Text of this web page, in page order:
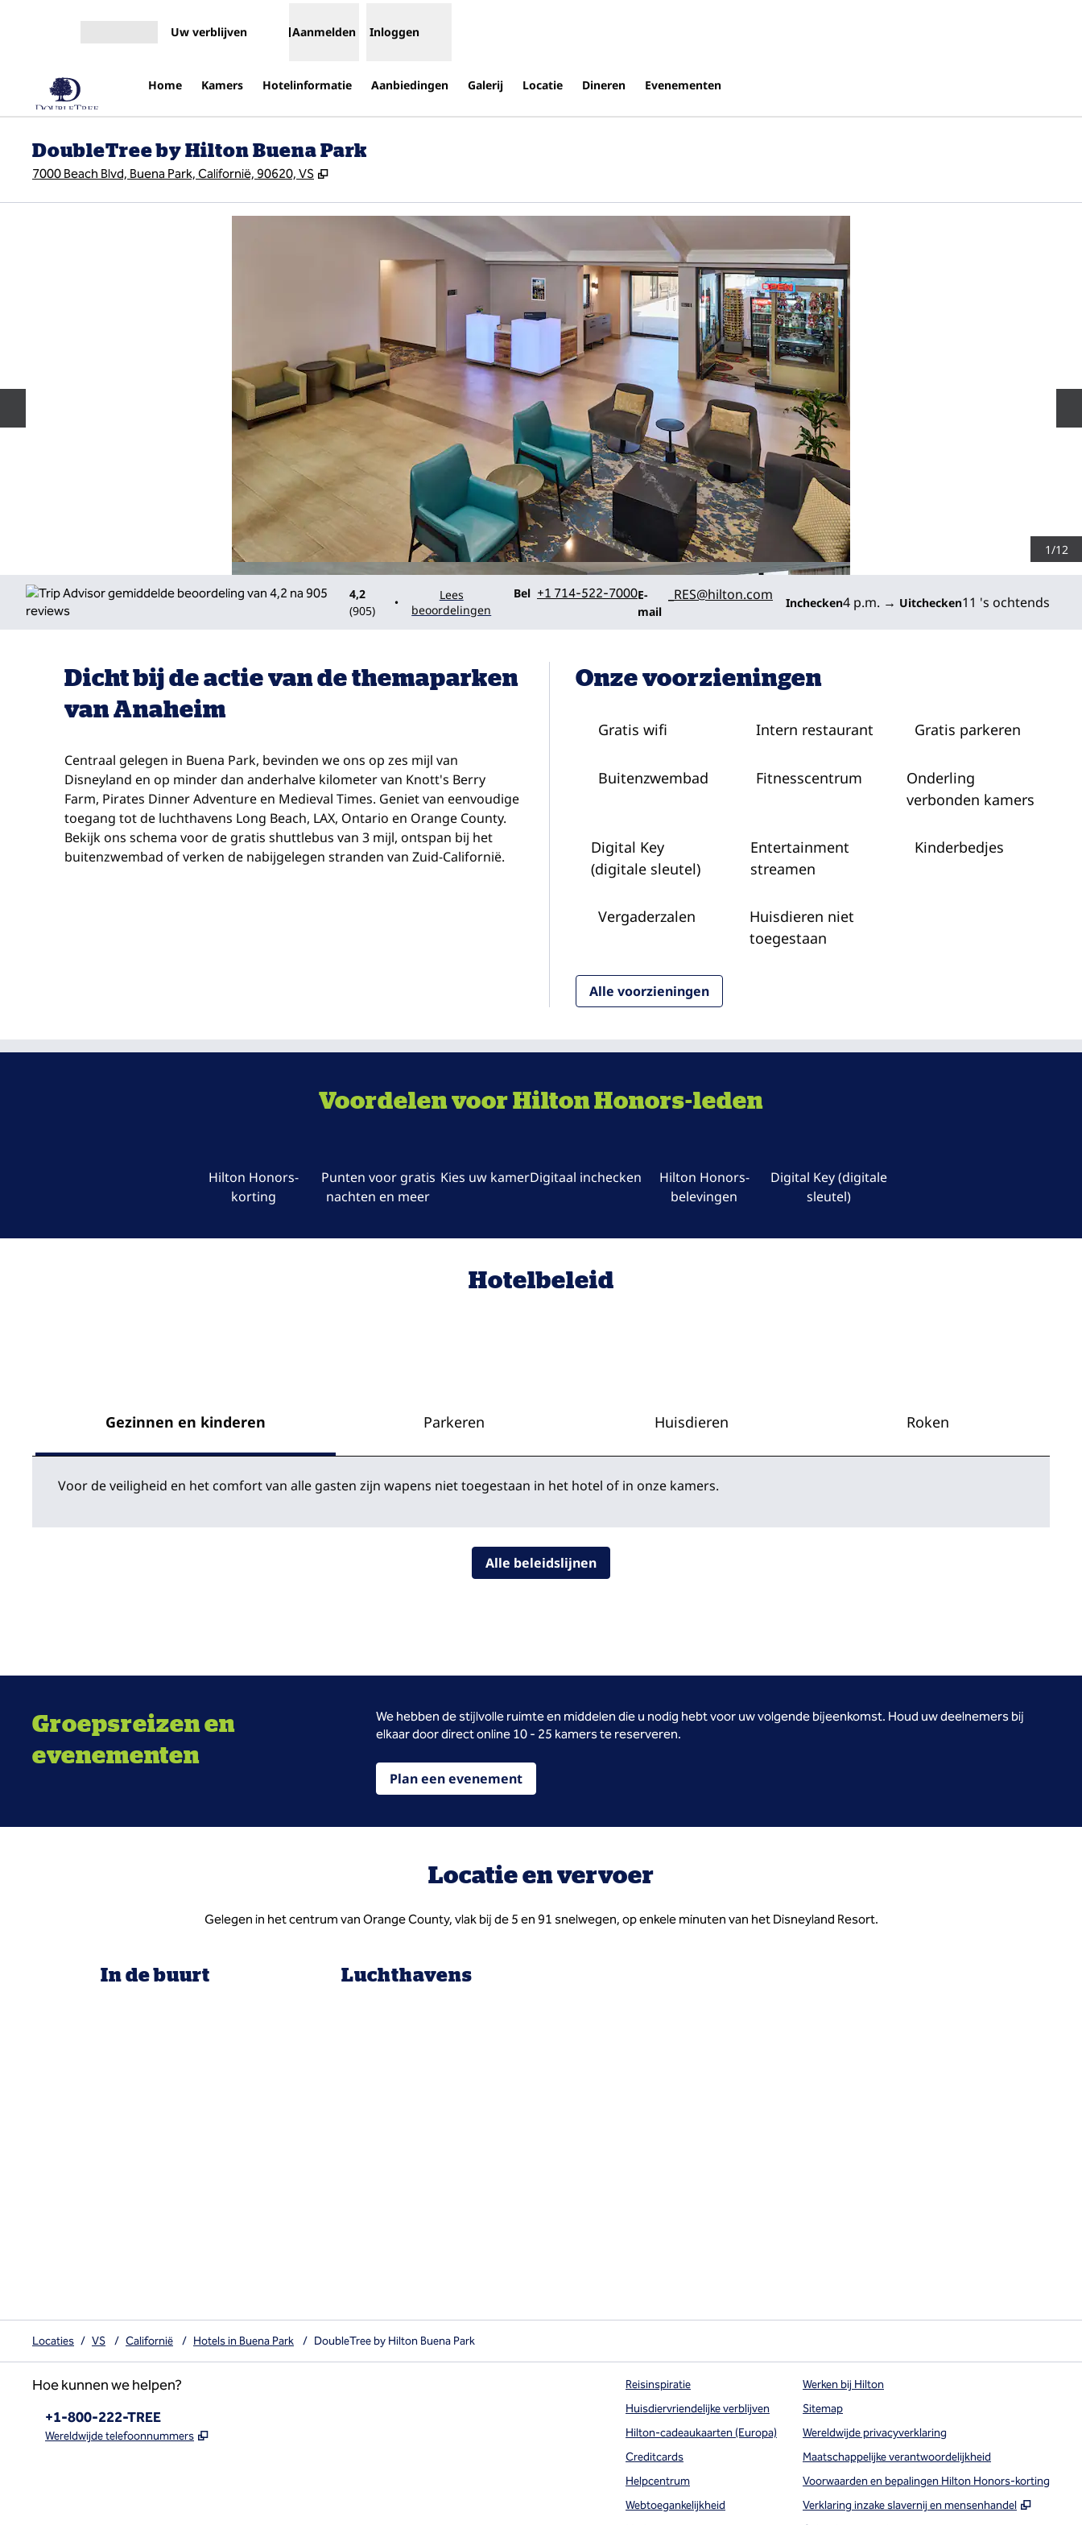
Uw verblijven Aanmelden Inloggen
Home Kamers Hotelinformatie Aanbiedingen Galerij Locatie Dineren Evenementen
DoubleTree by Hilton Buena Park
7000 Beach Blvd, Buena Park, Californië, 90620, VS ,
1/12
4,2
(905)
•
Lees
beoordelingen
Bel
Bel +1 714-522-7000E-
mail
E-mailLAXBN
_RES@hilton.com Inchecken4 p.m. → Uitchecken11 's ochtends
Dicht bij de actie van de themaparken
van Anaheim
Centraal gelegen in Buena Park, bevinden we ons op zes mijl van
Disneyland en op minder dan anderhalve kilometer van Knott's Berry
Farm, Pirates Dinner Adventure en Medieval Times. Geniet van eenvoudige
toegang tot de luchthavens Long Beach, LAX, Ontario en Orange County.
Bekijk ons schema voor de gratis shuttlebus van 3 mijl, ontspan bij het
buitenzwembad of verken de nabijgelegen stranden van Zuid-Californië.
Onze voorzieningen
Gratis wifi Intern restaurant Gratis parkeren
Buitenzwembad Fitness­centrum
Onderling
verbonden kamers
Digital Key
(digitale sleutel)
Entertainment
streamen
Kinderbedjes
Vergaderzalen
Huisdieren niet
toegestaan
Alle voorzieningen
Voordelen voor Hilton Honors-leden
Hilton Honors-
korting
Punten voor gratis
nachten en meer
Kies uw kamerDigitaal inchecken
Hilton Honors-
belevingen
Digital Key (digitale
sleutel)
Hotelbeleid
Gezinnen en kinderen Parkeren Huisdieren Roken
Voor de veiligheid en het comfort van alle gasten zijn wapens niet toegestaan in het hotel of in onze kamers.
Alle beleidslijnen
Groepsreizen en
evenementen
We hebben de stijlvolle ruimte en middelen die u nodig hebt voor uw volgende bijeenkomst. Houd uw deelnemers bij
elkaar door direct online 10 - 25 kamers te reserveren.
Plan een evenement
Locatie en vervoer
Gelegen in het centrum van Orange County, vlak bij de 5 en 91 snelwegen, op enkele minuten van het Disneyland Resort.
In de buurt Luchthavens
Locaties / VS / Californië / Hotels in Buena Park / DoubleTree by Hilton Buena Park
Hoe kunnen we helpen?
Telefoon:
+1-800-222-TREE
Wereldwijde telefoonnummers ,
Reisinspiratie
Huisdiervriendelijke verblijven
Hilton-cadeaukaarten (Europa)
Creditcards
Helpcentrum
Webtoegankelijkheid
Werken bij Hilton
Sitemap
Wereldwijde privacyverklaring
Maatschappelijke verantwoordelijkheid
Voorwaarden en bepalingen Hilton Honors-korting
Verklaring inzake slavernij en mensenhandel
,